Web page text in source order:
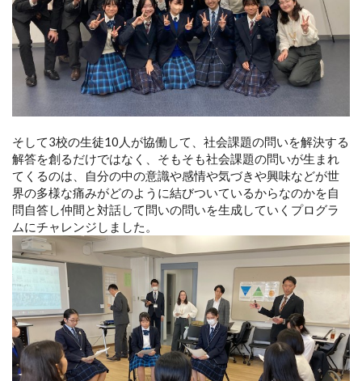
そして3校の生徒10人が協働して、社会課題の問いを解決する
解答を創るだけではなく、そもそも社会課題の問いが生まれ
てくるのは、自分の中の意識や感情や気づきや興味などが世
界の多様な痛みがどのように結びついているからなのかを自
問自答し仲間と対話して問いの問いを生成していくプログラ
ムにチャレンジしました。